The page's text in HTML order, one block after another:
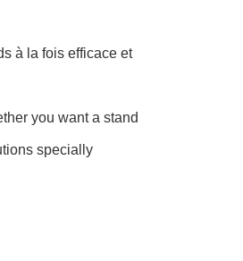
à la fois efficace et
you want a stand
specially